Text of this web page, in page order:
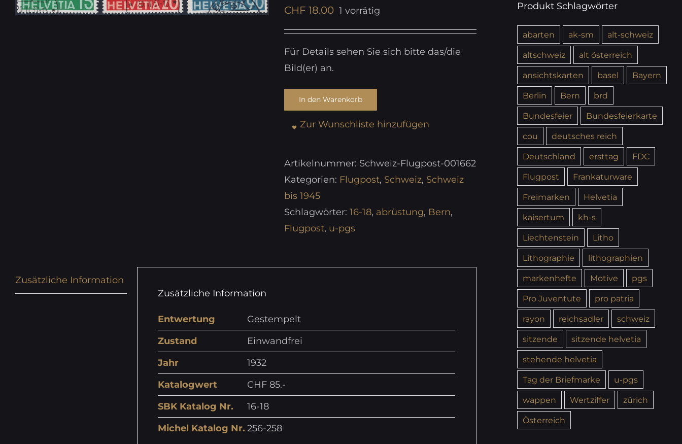
CHF 18.00 1 vorrätig
Für Details sehen Sie sich bitte das/die
Bild(er) an.
In den Warenkorb
Zur Wunschliste hinzufügen
Artikelnummer: Schweiz-Flugpost-001662
Kategorien: Flugpost, Schweiz, Schweiz
bis 1945
Schlagwörter: 16-18, abrüstung, Bern,
Flugpost, u-pgs
Zusätzliche Information
Zusätzliche Information
Entwertung
Gestempelt
Zustand
Einwandfrei
Jahr
1932
Katalogwert
CHF 85.-
SBK Katalog Nr.
16-18
Michel Katalog Nr. 256-258
Produkt Schlagwörter
abarten ak-sm
alt-schweiz
altschweiz
alt österreich
ansichtskarten
basel
Bayern
Berlin
Bern
brd
Bundesfeier
Bundesfeierkarte
cou
deutsches reich
Deutschland
ersttag
FDC
Flugpost
Frankaturware
Freimarken
Helvetia
kaisertum
kh-s
Liechtenstein
Litho
Lithographie
lithographien
markenhefte
Motive
pgs
Pro Juventute
pro patria
rayon
reichsadler
schweiz
sitzende
sitzende helvetia
stehende helvetia
Tag der Briefmarke
u-pgs
wappen
Wertziffer
zürich
Österreich